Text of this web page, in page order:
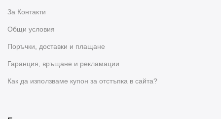
За Контакти
Общи условия
Поръчки, доставки и плащане
Гаранция, връщане и рекламации
Как да използваме купон за отстъпка в сайта?